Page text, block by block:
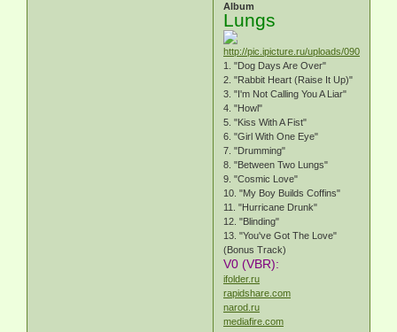
Album
Lungs
1. "Dog Days Are Over"
2. "Rabbit Heart (Raise It Up)"
3. "I'm Not Calling You A Liar"
4. "Howl"
5. "Kiss With A Fist"
6. "Girl With One Eye"
7. "Drumming"
8. "Between Two Lungs"
9. "Cosmic Love"
10. "My Boy Builds Coffins"
11. "Hurricane Drunk"
12. "Blinding"
13. "You've Got The Love"
(Bonus Track)
V0 (VBR):
ifolder.ru
rapidshare.com
narod.ru
mediafire.com